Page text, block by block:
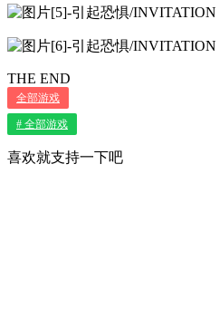
THE END
全部游戏
# 全部游戏
喜欢就支持一下吧